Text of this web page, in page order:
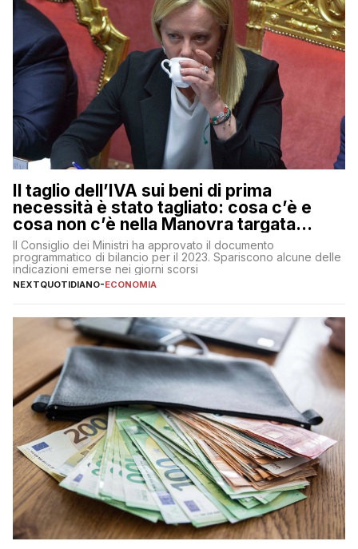
Il taglio dell’IVA sui beni di prima
necessità è stato tagliato: cosa c’è e
cosa non c’è nella Manovra targata
Meloni
Il Consiglio dei Ministri ha approvato il documento
programmatico di bilancio per il 2023. Spariscono alcune delle
indicazioni emerse nei giorni scorsi
NEXTQUOTIDIANO-ECONOMIA